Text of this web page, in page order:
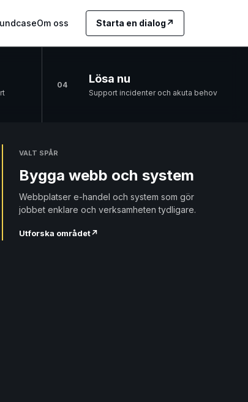
Om oss Starta en dialog↗
VALT SPÅR
Bygga webb och system
Webbplatser e-handel och system som gör
jobbet enklare och verksamheten tydligare.
Utforska området↗
04 Lösa nu
Support incidenter och akuta behov